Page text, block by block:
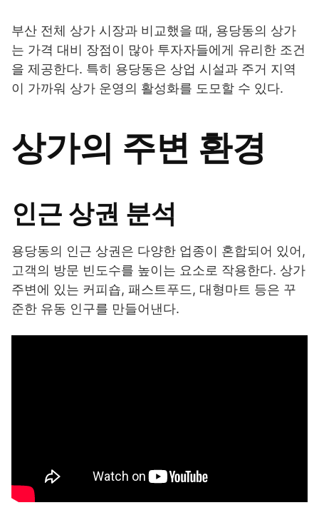
부산 전체 상가 시장과 비교했을 때, 용당동의 상가
는 가격 대비 장점이 많아 투자자들에게 유리한 조건
을 제공한다. 특히 용당동은 상업 시설과 주거 지역
이 가까워 상가 운영의 활성화를 도모할 수 있다.
상가의 주변 환경
인근 상권 분석
용당동의 인근 상권은 다양한 업종이 혼합되어 있어,
고객의 방문 빈도수를 높이는 요소로 작용한다. 상가
주변에 있는 커피숍, 패스트푸드, 대형마트 등은 꾸
준한 유동 인구를 만들어낸다.